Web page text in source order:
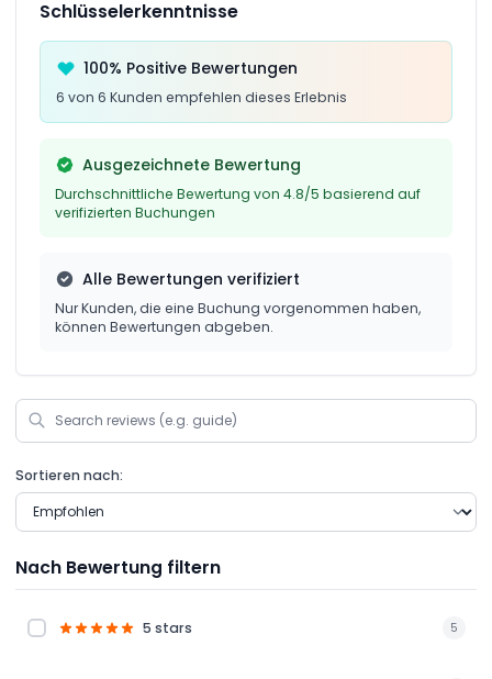
Schlüsselerkenntnisse
100% Positive Bewertungen
6 von 6 Kunden empfehlen dieses Erlebnis
Ausgezeichnete Bewertung
Durchschnittliche Bewertung von 4.8/5 basierend auf
verifizierten Buchungen
Alle Bewertungen verifiziert
Nur Kunden, die eine Buchung vorgenommen haben,
können Bewertungen abgeben.
Sortieren nach:
Nach Bewertung filtern
5 stars 5